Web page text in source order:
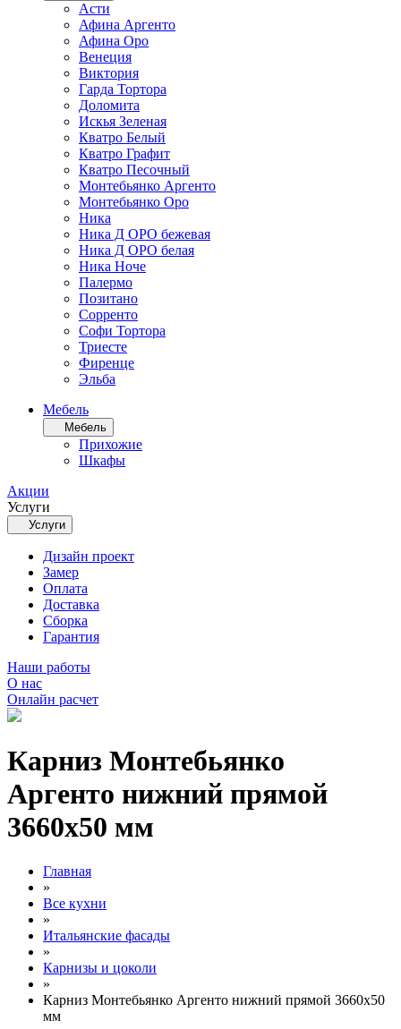
Асти
Афина Аргенто
Афина Оро
Венеция
Виктория
Гарда Тортора
Доломита
Искья Зеленая
Кватро Белый
Кватро Графит
Кватро Песочный
Монтебьянко Аргенто
Монтебьянко Оро
Ника
Ника Д ОРО бежевая
Ника Д ОРО белая
Ника Ноче
Палермо
Позитано
Сорренто
Софи Тортора
Триесте
Фиренце
Эльба
Мебель
Мебель
Прихожие
Шкафы
Акции
Услуги
Услуги
Дизайн проект
Замер
Оплата
Доставка
Сборка
Гарантия
Наши работы
О нас
Онлайн расчет
Карниз Монтебьянко
Аргенто нижний прямой
3660х50 мм
Главная
»
Все кухни
»
Итальянские фасады
»
Карнизы и цоколи
»
Карниз Монтебьянко Аргенто нижний прямой 3660х50
мм